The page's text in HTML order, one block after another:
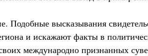
Подобные высказывания
и искажают факты в
международно признанных